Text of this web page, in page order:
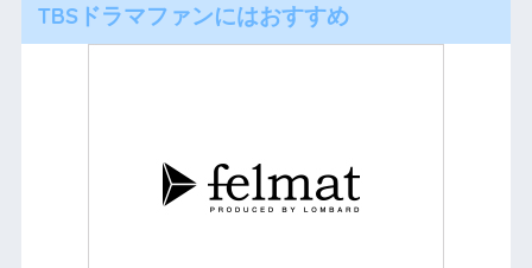
TBSドラマファンにはおすすめ